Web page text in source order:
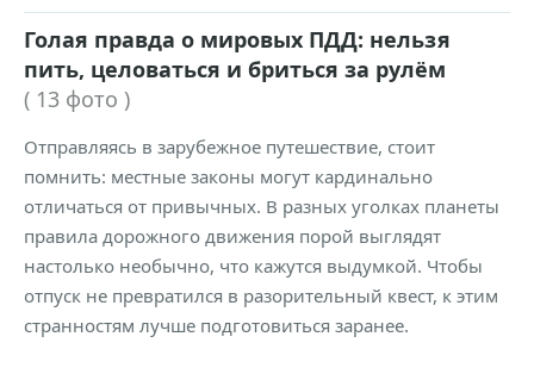
Голая правда о мировых ПДД: нельзя
пить, целоваться и бриться за рулём
( 13 фото )
Отправляясь в зарубежное путешествие, стоит
помнить: местные законы могут кардинально
отличаться от привычных. В разных уголках планеты
правила дорожного движения порой выглядят
настолько необычно, что кажутся выдумкой. Чтобы
отпуск не превратился в разорительный квест, к этим
странностям лучше подготовиться заранее.